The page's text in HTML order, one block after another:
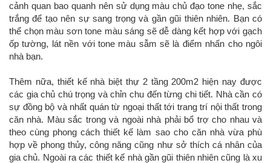
cảnh quan bao quanh nên sử dụng màu chủ đạo tone nhẹ, sắc
trắng để tạo nên sự sang trọng và gần gũi thiên nhiên. Bạn có
thể chọn màu sơn tone màu sáng sẽ dễ dàng kết hợp với gạch
ốp tường, lát nền với tone màu sẫm sẽ là điểm nhấn cho ngôi
nhà bạn.
Thêm nữa, thiết kế nhà biệt thự 2 tầng 200m2 hiện nay được
các gia chủ chú trọng và chỉn chu đến từng chi tiết. Nhà cần có
sự đồng bộ và nhất quán từ ngoại thất tới trang trí nội thất trong
căn nhà. Màu sắc trong và ngoài nhà phải bổ trợ cho nhau và
theo cùng phong cách thiết kế làm sao cho căn nhà vừa phù
hợp về phong thủy, công năng cũng như sở thích cá nhân của
gia chủ. Ngoài ra các thiết kế nhà gần gũi thiên nhiên cũng là xu